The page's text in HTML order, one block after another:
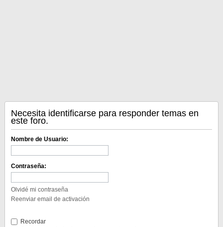
Necesita identificarse para responder temas en
este foro.
Nombre de Usuario:
Contraseña:
Olvidé mi contraseña
Reenviar email de activación
Recordar